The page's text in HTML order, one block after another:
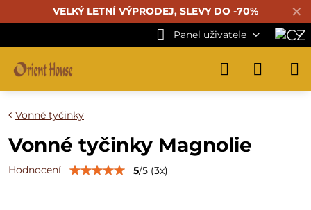
✕
VELKÝ LETNÍ VÝPRODEJ, SLEVY DO -70%
Panel uživatele
Vonné tyčinky
Vonné tyčinky Magnolie
Hodnocení 5/5 (3x)